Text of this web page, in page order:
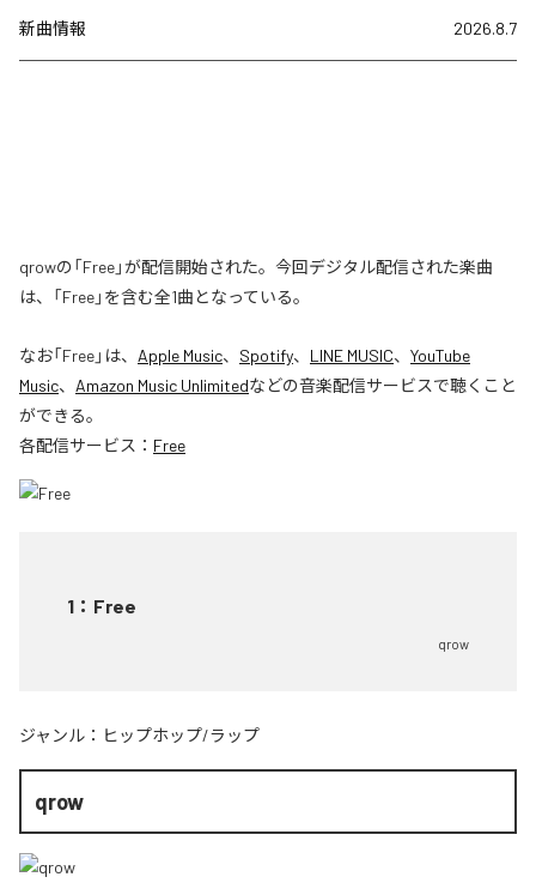
新曲情報 2026.8.7
qrowの「Free」が配信開始された。今回デジタル配信された楽曲
は、「Free」を含む全1曲となっている。
なお「Free」は、 Apple Music、 Spotify、 LINE MUSIC、 YouTube
Music、 Amazon Music Unlimitedなどの音楽配信サービスで聴くこと
ができる。
各配信サービス： Free
1 ： Free
qrow
ジャンル： ヒップホップ/ラップ
qrow